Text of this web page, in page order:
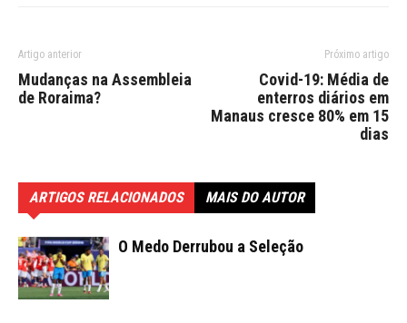
Artigo anterior
Mudanças na Assembleia
de Roraima?
Próximo artigo
Covid-19: Média de
enterros diários em
Manaus cresce 80% em 15
dias
ARTIGOS RELACIONADOS MAIS DO AUTOR
O Medo Derrubou a Seleção